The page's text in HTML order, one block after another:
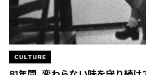
CULTURE